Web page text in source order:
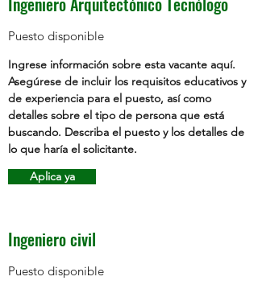
Puesto disponible
Ingrese información sobre esta vacante aquí.
Asegúrese de incluir los requisitos educativos y
de experiencia para el puesto, así como
detalles sobre el tipo de persona que está
buscando. Describa el puesto y los detalles de
lo que haría el solicitante.
Aplica ya
Ingeniero civil
Puesto disponible